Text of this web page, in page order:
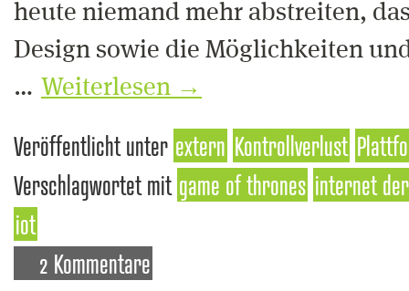
heute niemand mehr abstreiten,
Design sowie die Möglichkeiten
… Weiterlesen →
Veröffentlicht unter extern Kontrollverlust
Verschlagwortet mit game of thrones internet
iot
2 Kommentare